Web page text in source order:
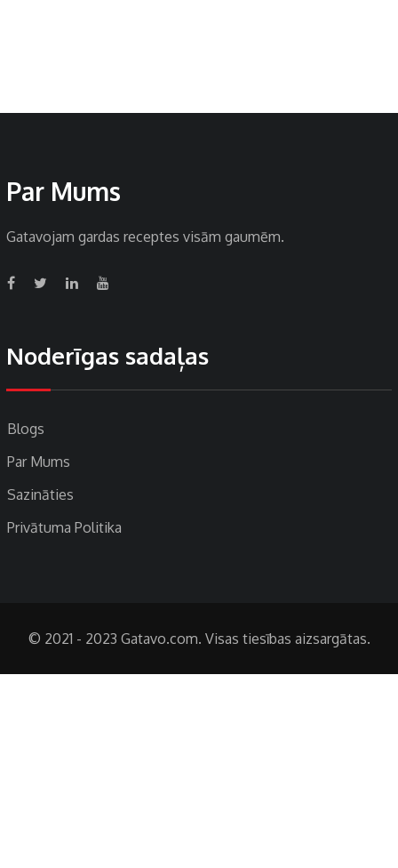
Par Mums
Gatavojam gardas receptes visām gaumēm.
Noderīgas sadaļas
Blogs
Par Mums
Sazināties
Privātuma Politika
© 2021 - 2023 Gatavo.com. Visas tiesības aizsargātas.